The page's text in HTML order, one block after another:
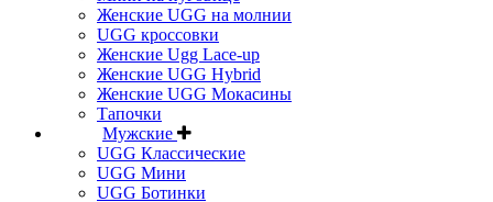
Женские UGG на молнии
UGG кроссовки
Женские Ugg Lace-up
Женские UGG Hybrid
Женские UGG Мокасины
Тапочки
Мужские
UGG Классические
UGG Мини
UGG Ботинки